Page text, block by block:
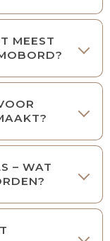
MEEST
– WAT